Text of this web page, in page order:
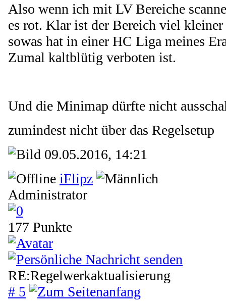
Also wenn ich mit LV Bereiche
es rot. Klar ist der Bereich viel kleiner
sowas hat in einer HC Liga meines
Zumal kaltblütig verboten ist.
Und die Minimap dürfte nicht
zumindest nicht über das Regelsetup
09.05.2016, 14:21
iFlipz
Administrator
177 Punkte
RE:Regelwerkaktualisierung
# 5